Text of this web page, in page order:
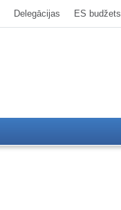
Delegācijas ES budžets